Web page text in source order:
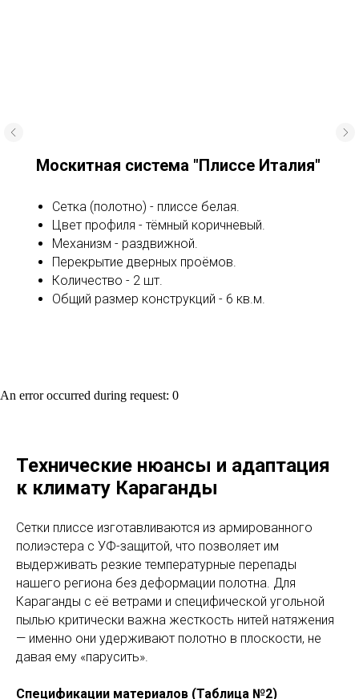
Москитная система "Плиссе Италия"
Сетка (полотно) - плиссе белая.
Цвет профиля - тёмный коричневый.
Механизм - раздвижной.
Перекрытие дверных проёмов.
Количество - 2 шт.
Общий размер конструкций - 6 кв.м.
An error occurred during request: 0
Технические нюансы и адаптация
к климату Караганды
Сетки плиссе изготавливаются из армированного
полиэстера с УФ-защитой, что позволяет им
выдерживать резкие температурные перепады
нашего региона без деформации полотна. Для
Караганды с её ветрами и специфической угольной
пылью критически важна жесткость нитей натяжения
— именно они удерживают полотно в плоскости, не
давая ему «парусить».
Спецификации материалов (Таблица №2)